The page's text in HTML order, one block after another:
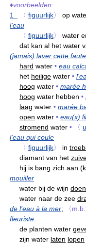
♦voorbeelden:
1
〈 figuurlijk〉 op
l'eau
〈 figuurlijk〉 water
dat kan al het water
(jamais) laver cette faute
hard water • eau
het heilige water •
hoog water • marée
hoog water hebben •
laag water • marée
open water • eau(x)
stromend water • 〈
l'eau qui coule
〈 figuurlijk〉 in
diamant van het
hij is bang zich aan
mouiller
water bij de wijn doen
water naar de zee
de l'eau à la mer; 〈
fleuriste
de planten water
zijn water laten lopen